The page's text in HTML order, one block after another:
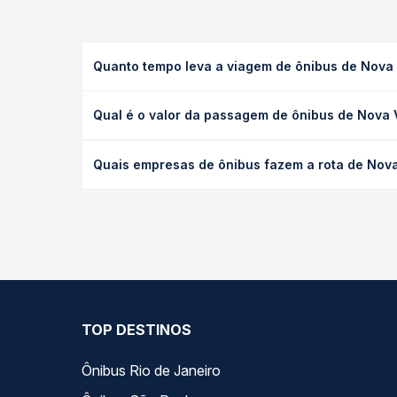
Quanto tempo leva a viagem de ônibus de
(convencional, executivo ou leito) e as condições
Qual é o valor da passagem de ônibus de
empresa, o tipo de poltrona e a antecedência da
Quais empresas de ônibus fazem a rota de
TOP DESTINOS
Ônibus Rio de Janeiro